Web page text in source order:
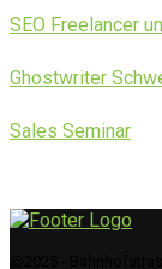
SEO Freelancer
Ghostwriter
Sales Seminar